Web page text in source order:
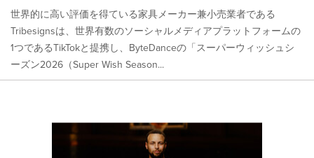
世界的に高い評価を得ている家具メーカー兼小売業者である
Tribesignsは、世界有数のソーシャルメディアプラットフォームの
1つであるTikTokと提携し、ByteDanceの「スーパーウィッシュシ
ーズン2026（Super Wish Season...